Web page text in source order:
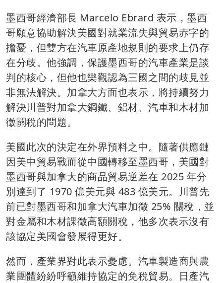
墨西哥經濟部長 Marcelo Ebrard 表示，墨西
哥願意協助解決美國對就業流失與貿易赤字的
擔憂，但雙方在汽車原產地規則的要求上仍存
在分歧。他強調，保護墨西哥的汽車產業是談
判的核心，但他也樂觀認為三國之間的歧見並
非無法解決。加拿大方面也表示，將持續努力
解決川普對加拿大鋼鐵、鋁材、汽車和木材加
徵關稅的問題。
美國此次的決定在外界預料之中。隨著供應鏈
因美中貿易戰而從中國轉移至墨西哥，美國對
墨西哥與加拿大的商品貿易逆差在 2025 年分
別達到了 1970 億美元與 483 億美元。川普先
前已對墨西哥和加拿大汽車加徵 25% 關稅，並
對金屬和木材課徵高額關稅，他多次表示沒有
該協定美國會發展得更好。
然而，產業界對此表示憂慮。汽車製造商與農
業團體紛紛呼籲維持協定的免稅貿易。日產汽